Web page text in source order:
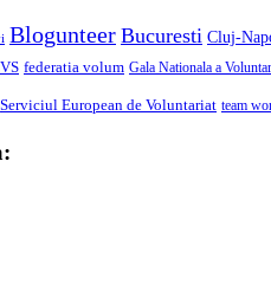
Blogunteer Bucuresti Cluj-
federatia volum Gala Nationala a
Serviciul European de Voluntariat team